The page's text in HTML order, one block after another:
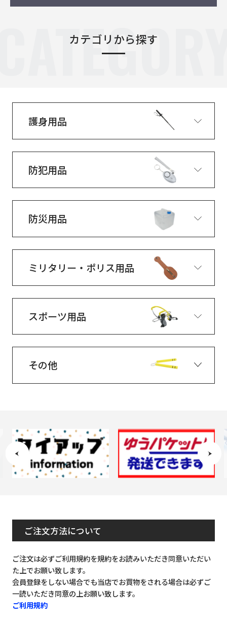
カテゴリから探す
護身用品
防犯用品
防災用品
ミリタリー・ポリス用品
スポーツ用品
その他
ご注文方法について
ご注文は必ずご利用規約を規約をお読みいただき同意いただい
た上でお願い致します。
会員登録をしない場合でも当店でお買物をされる場合は必ずご
一読いただき同意の上お願い致します。
ご利用規約